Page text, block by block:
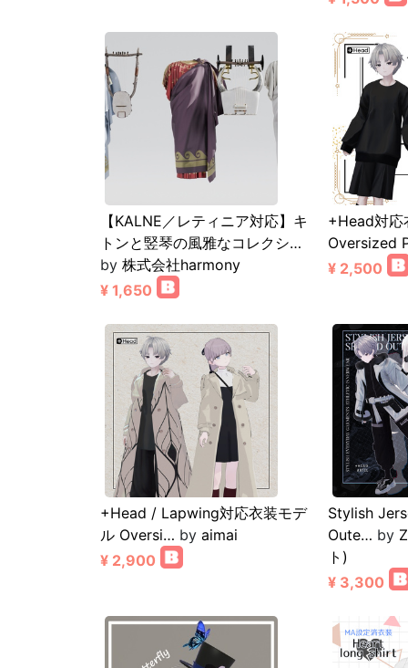
【KALNE／レティニア対応】キ
トンと竪琴の風雅なコレクシ…
by 株式会社harmony
¥ 1,650
+Head対応
Oversized
¥ 2,500
+Head / Lapwing対応衣装モデ
ル Oversi… by aimai
¥ 2,900
Stylish
Oute… by
ト)
¥ 3,300